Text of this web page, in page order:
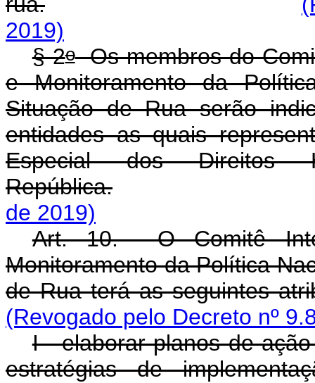
2019)
§ 2oOs membros do
e Monitoramento da
Situação de Rua serão
entidades as quais
Especial dos Direitos
República.
de 2019)
Art. 10. O Comitê
Monitoramento da Política
de Rua terá as seguintes
(Revogado pelo Decreto nº
I - elaborar planos de
estratégias de